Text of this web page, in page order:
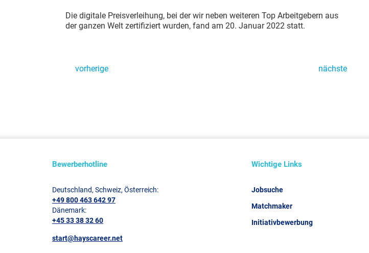
Die digitale Preisverleihung, bei der wir neben weiteren Top Arbeitgebern aus
der ganzen Welt zertifiziert wurden, fand am 20. Januar 2022 statt.
vorherige nächste
Bewerberhotline
Deutschland, Schweiz, Österreich:
+49 800 463 642 97
Dänemark:
+45 33 38 32 60
start@hayscareer.net
Wichtige Links
Jobsuche
Matchmaker
Initiativbewerbung